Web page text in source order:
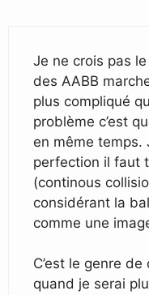
Je ne crois pas
des AABB
plus compliqué
problème c’est
en même temps.
perfection il faut
(continous
considérant la
comme une
C’est le genre
quand je serai